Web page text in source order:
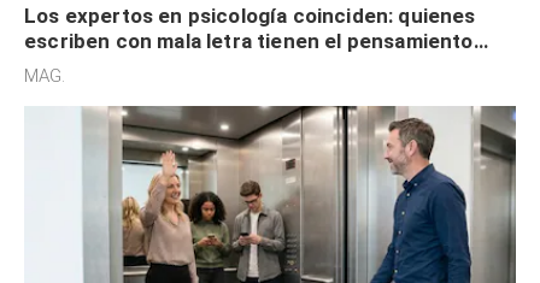
Los expertos en psicología coinciden: quienes
escriben con mala letra tienen el pensamiento
acelerado y no lo hacen por desinterés
MAG.